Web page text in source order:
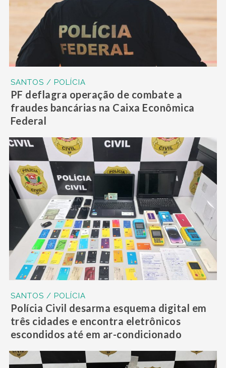
SANTOS / POLÍCIA
PF deflagra operação de combate a
fraudes bancárias na Caixa Econômica
Federal
SANTOS / POLÍCIA
Polícia Civil desarma esquema digital em
três cidades e encontra eletrônicos
escondidos até em ar-condicionado